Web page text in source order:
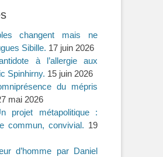
changent mais ne
Sibille. 17 juin 2026
à l’allergie aux
Spinhirny. 15 juin 2026
du mépris
mai 2026
projet métapolitique :
commun, convivial. 19
d’homme par Daniel